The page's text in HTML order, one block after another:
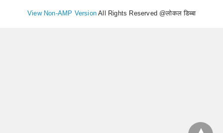
View Non-AMP Version All Rights Reserved @लोकल डिब्बा